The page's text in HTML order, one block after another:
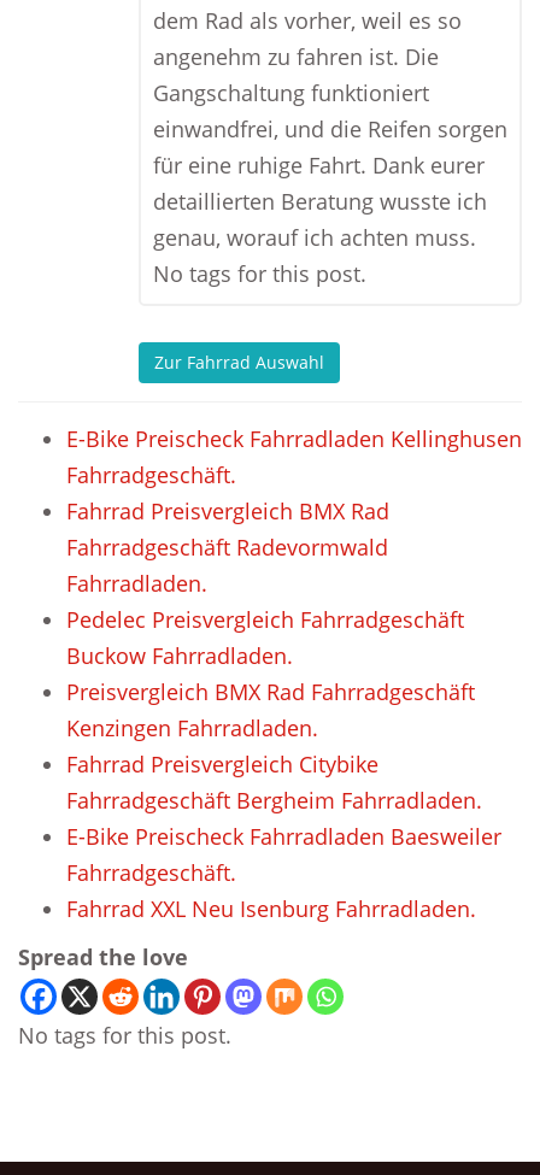
dem Rad als vorher, weil es so
angenehm zu fahren ist. Die
Gangschaltung funktioniert
einwandfrei, und die Reifen sorgen
für eine ruhige Fahrt. Dank eurer
detaillierten Beratung wusste ich
genau, worauf ich achten muss.
No tags for this post.
Zur Fahrrad Auswahl
E-Bike Preischeck Fahrradladen Kellinghusen
Fahrradgeschäft.
Fahrrad Preisvergleich BMX Rad
Fahrradgeschäft Radevormwald
Fahrradladen.
Pedelec Preisvergleich Fahrradgeschäft
Buckow Fahrradladen.
Preisvergleich BMX Rad Fahrradgeschäft
Kenzingen Fahrradladen.
Fahrrad Preisvergleich Citybike
Fahrradgeschäft Bergheim Fahrradladen.
E-Bike Preischeck Fahrradladen Baesweiler
Fahrradgeschäft.
Fahrrad XXL Neu Isenburg Fahrradladen.
Spread the love
No tags for this post.